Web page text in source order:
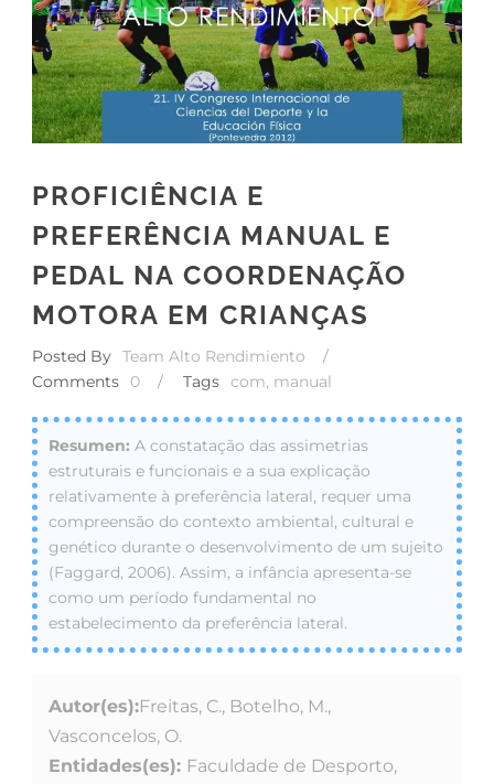
PROFICIÊNCIA E
PREFERÊNCIA MANUAL E
PEDAL NA COORDENAÇÃO
MOTORA EM CRIANÇAS
Posted By Team Alto Rendimiento
/
Comments
0 / Tags com, manual
A constatação das assimetrias
estruturais e funcionais e a sua explicação
relativamente à preferência lateral, requer uma
compreensão do contexto ambiental, cultural e
genético durante o desenvolvimento de um sujeito
(Faggard, 2006). Assim, a infância apresenta-se
como um período fundamental no
estabelecimento da preferência lateral.
Autor(es):Freitas, C., Botelho, M.,
Vasconcelos, O.
Entidades(es): Faculdade de Desporto,